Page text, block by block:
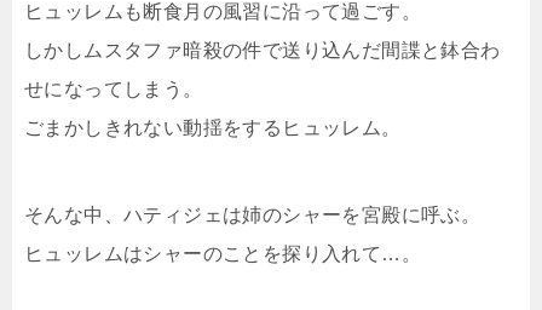
ヒュッレムも断食月の風習に沿って過ごす。
しかしムスタファ暗殺の件で送り込んだ間諜と鉢合わ
せになってしまう。
ごまかしきれない動揺をするヒュッレム。
そんな中、ハティジェは姉のシャーを宮殿に呼ぶ。
ヒュッレムはシャーのことを探り入れて…。